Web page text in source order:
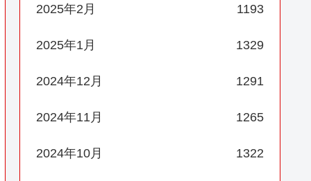
2025年2月 1193
2025年1月 1329
2024年12月 1291
2024年11月 1265
2024年10月 1322